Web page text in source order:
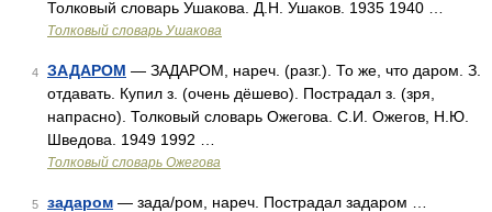
Толковый словарь Ушакова. Д.Н. Ушаков. 1935 1940 …
Толковый словарь Ушакова
4 ЗАДАРОМ — ЗАДАРОМ, нареч. (разг.). То же, что даром. З.
отдавать. Купил з. (очень дёшево). Пострадал з. (зря,
напрасно). Толковый словарь Ожегова. С.И. Ожегов, Н.Ю.
Шведова. 1949 1992 …
Толковый словарь Ожегова
5 задаром — зада/ром, нареч. Пострадал задаром …